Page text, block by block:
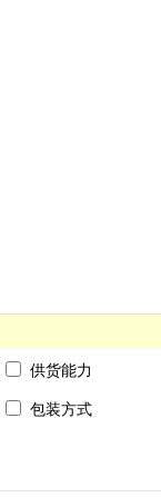
供货能力
包装方式